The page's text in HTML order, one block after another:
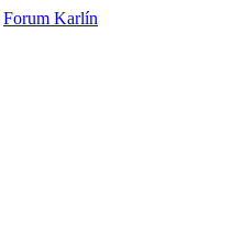
Forum Karlín